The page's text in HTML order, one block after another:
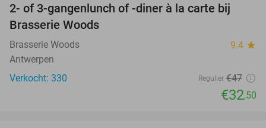
31%
2- of 3-gangenlunch of -diner à la carte bij
Brasserie Woods
Brasserie Woods 9.4 star
Antwerpen
Verkocht: 330
Regulier €47
€32,50